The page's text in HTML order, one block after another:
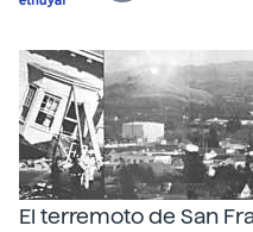
El terremoto de San